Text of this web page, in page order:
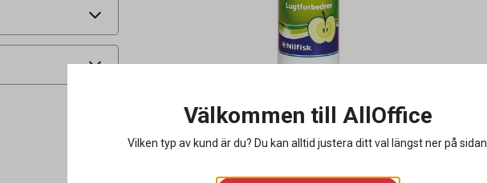
41111510
Välkommen till AllOffice
Vilken typ av kund är du? Du kan alltid justera ditt val längst ner på sidan.